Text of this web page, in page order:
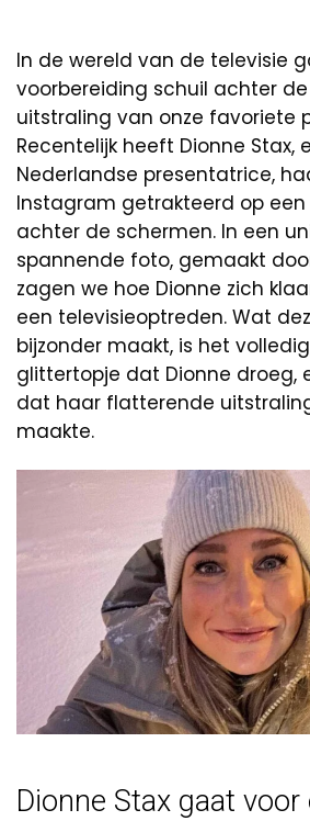
In de wereld van de televisie
voorbereiding schuil achter
uitstraling van onze favoriete
Recentelijk heeft Dionne Stax,
Nederlandse presentatrice,
Instagram getrakteerd op een
achter de schermen. In een
spannende foto, gemaakt
zagen we hoe Dionne zich
een televisieoptreden. Wat
bijzonder maakt, is het
glittertopje dat Dionne droeg,
dat haar flatterende
maakte.
Dionne Stax gaat voor